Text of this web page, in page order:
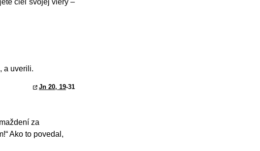
cieľ svojej viery –
a uverili.
Jn 20, 19-31
za
Ako to povedal,